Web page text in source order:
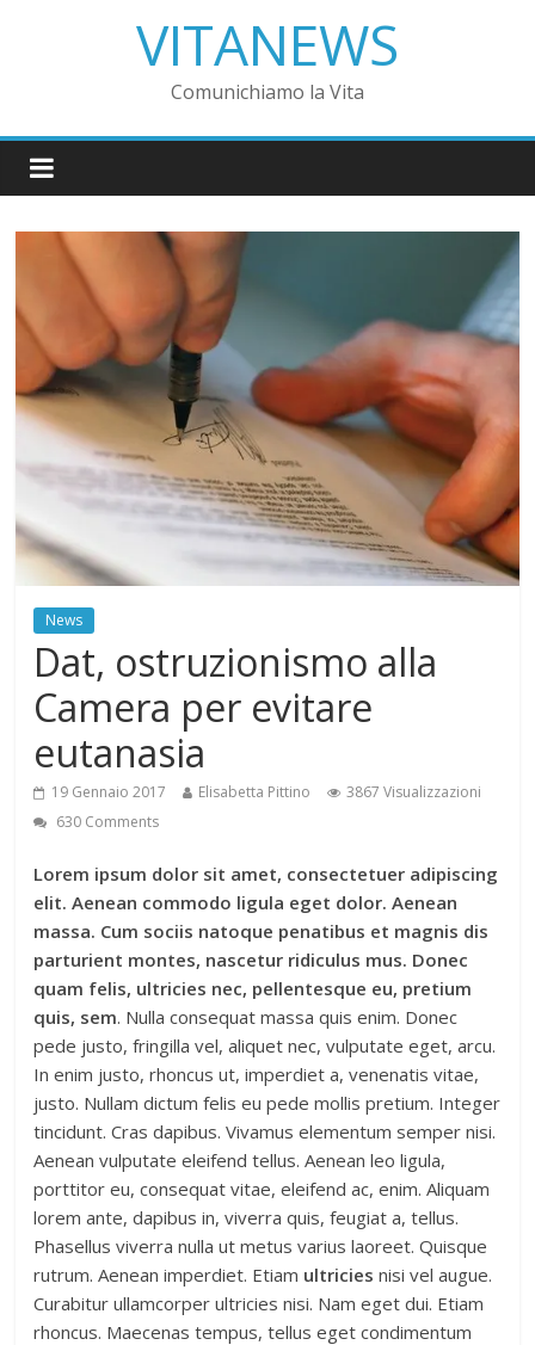
VITANEWS
Comunichiamo la Vita
News
Dat, ostruzionismo alla
Camera per evitare
eutanasia
19 Gennaio 2017 Elisabetta Pittino
3867 Visualizzazioni
630 Comments
Lorem ipsum dolor sit amet, consectetuer adipiscing
elit. Aenean commodo ligula eget dolor. Aenean
massa. Cum sociis natoque penatibus et magnis dis
parturient montes, nascetur ridiculus mus. Donec
quam felis, ultricies nec, pellentesque eu, pretium
quis, sem. Nulla consequat massa quis enim. Donec
pede justo, fringilla vel, aliquet nec, vulputate eget, arcu.
In enim justo, rhoncus ut, imperdiet a, venenatis vitae,
justo. Nullam dictum felis eu pede mollis pretium. Integer
tincidunt. Cras dapibus. Vivamus elementum semper nisi.
Aenean vulputate eleifend tellus. Aenean leo ligula,
porttitor eu, consequat vitae, eleifend ac, enim. Aliquam
lorem ante, dapibus in, viverra quis, feugiat a, tellus.
Phasellus viverra nulla ut metus varius laoreet. Quisque
rutrum. Aenean imperdiet. Etiam ultricies nisi vel augue.
Curabitur ullamcorper ultricies nisi. Nam eget dui. Etiam
rhoncus. Maecenas tempus, tellus eget condimentum